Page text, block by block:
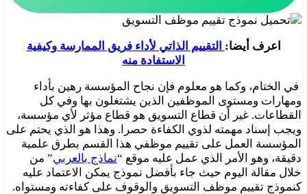
اعرف أيضا: التقييم الذاتي لأداء فريق الممارسة وكيفية
الاستفادة منه
في الختام، وكما هو معلوم فإن نجاح المؤسسة رهين بأداء
ومهارات ومستوى الموظفين الذين يشتغلون بها وفي كل
القطاعات. غير أن قطاع التسويق هو قطاع مؤثر لأي مؤسسة،
ويجب إسناد مهمته لذوي الكفاءة حصرا. وهذا هو الذي يحتم على
المؤسسة العمل على تقييم موظفي هذا القسم بطرق علمية
دقيقة، وهو الأمر الذي عمل عليه موقع “نماذج بالعربي” من
خلال مقالة اليوم حيث جاء بأفضل نموذج يمكن الاعتماد عليه
كنموذج تقييم موظف التسويق والوقوف على كفاءته ومستواه.